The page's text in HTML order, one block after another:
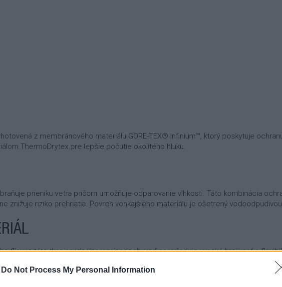
Do Not Process My Personal Information
z membránového materiálu GORE-TEX® Infinium™, ktorý poskytuje
ThermoDrytex pre lepšie počutie okolitého hluku.
prieniku vetra pričom umožňuje odparovanie vlhkosti. Táto kombinácia
znižuje riziko prehriatia. Povrch vonkajšieho materiálu je ošetrený
flísu je táto tkanina ideálna v prípadoch, keď sa vyžaduje vysoká hrejivosť a
je ošetrený silikónovou úpravou, ktorá poskytuje čiastočnú odolnosť voči